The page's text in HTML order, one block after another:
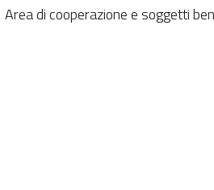
Area di cooperazione e soggetti